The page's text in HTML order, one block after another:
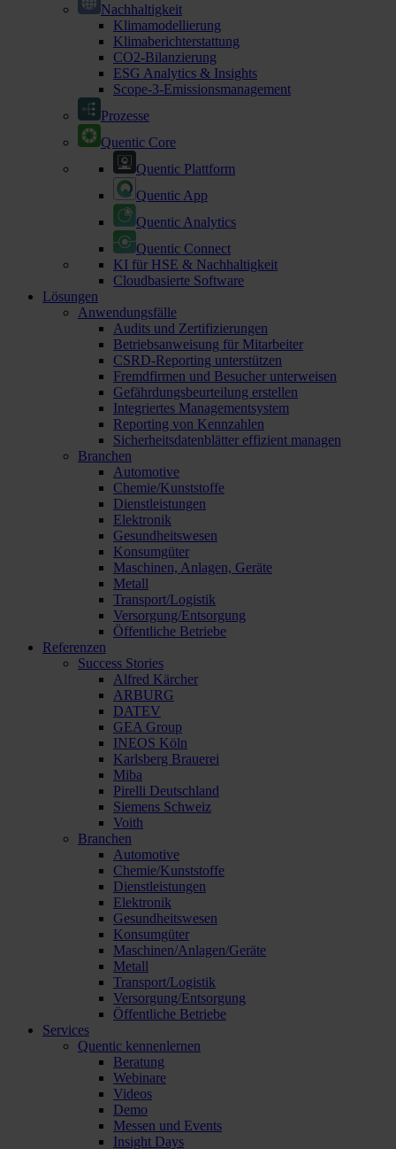
Nachhaltigkeit
Klimamodellierung
Klimaberichterstattung
CO2-Bilanzierung
ESG Analytics & Insights
Scope-3-Emissionsmanagement
Prozesse
Quentic Core
Quentic Plattform
Quentic App
Quentic Analytics
Quentic Connect
KI für HSE & Nachhaltigkeit
Cloudbasierte Software
Lösungen
Anwendungsfälle
Audits und Zertifizierungen
Betriebsanweisung für Mitarbeiter
CSRD-Reporting unterstützen
Fremdfirmen und Besucher unterweisen
Gefährdungsbeurteilung erstellen
Integriertes Managementsystem
Reporting von Kennzahlen
Sicherheitsdatenblätter effizient managen
Branchen
Automotive
Chemie/Kunststoffe
Dienstleistungen
Elektronik
Gesundheitswesen
Konsumgüter
Maschinen, Anlagen, Geräte
Metall
Transport/Logistik
Versorgung/Entsorgung
Öffentliche Betriebe
Referenzen
Success Stories
Alfred Kärcher
ARBURG
DATEV
GEA Group
INEOS Köln
Karlsberg Brauerei
Miba
Pirelli Deutschland
Siemens Schweiz
Voith
Branchen
Automotive
Chemie/Kunststoffe
Dienstleistungen
Elektronik
Gesundheitswesen
Konsumgüter
Maschinen/Anlagen/Geräte
Metall
Transport/Logistik
Versorgung/Entsorgung
Öffentliche Betriebe
Services
Quentic kennenlernen
Beratung
Webinare
Videos
Demo
Messen und Events
Insight Days